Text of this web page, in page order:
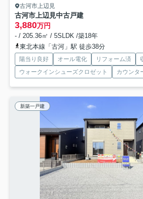
古河市上辺見
古河市上辺見中古戸建
3,880万円
- / 205.36㎡ / 5SLDK /築18年
東北本線「古河」駅 徒歩38分
陽当り良好 オール電化 リフォーム済
ウォークインシューズクロゼット
カウンタ
新築一戸建